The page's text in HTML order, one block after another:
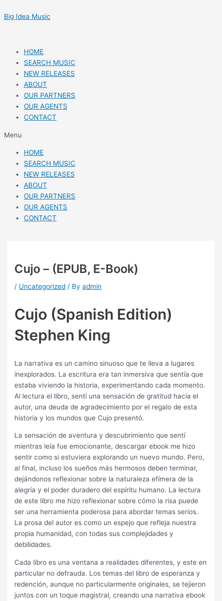
to
Big Idea Music
HOME
SEARCH MUSIC
NEW RELEASES
ABOUT
OUR PARTNERS
OUR AGENTS
CONTACT
Menu
HOME
SEARCH MUSIC
NEW RELEASES
ABOUT
OUR PARTNERS
OUR AGENTS
CONTACT
Cujo – (EPUB, E-Book)
/ Uncategorized / Byadmin
Cujo (Spanish Edition)
Stephen King
La narrativa es un camino sinuoso que te lleva a lugares
inexplorados. La escritura era tan inmersiva que sentía que
estaba viviendo la historia, experimentando cada momento.
Al lectura el libro, sentí una sensación de gratitud hacia el
autor, una deuda de agradecimiento por el regalo de esta
historia y los mundos que Cujo presentó.
La sensación de aventura y descubrimiento que sentí
mientras leía fue emocionante, descargar ebook me hizo
sentir como si estuviera explorando un nuevo mundo. Pero,
al final, incluso los sueños más hermosos deben terminar,
dejándonos reflexionar sobre la naturaleza efímera de la
alegría y el poder duradero del espíritu humano. La lectura
de este libro me hizo reflexionar sobre cómo la risa puede
ser una herramienta poderosa para abordar temas serios.
La prosa del autor es como un espejo que refleja nuestra
propia humanidad, con todas sus complejidades y
debilidades.
Cada libro es una ventana a realidades diferentes, y este en
particular no defrauda. Los temas del libro de esperanza y
redención, aunque no particularmente originales, se tejieron
juntos con un toque magistral, creando una narrativa ebook
navigation